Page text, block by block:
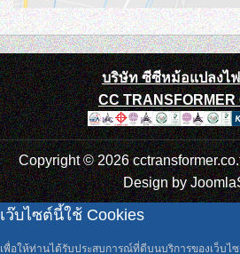
บริษัท ซีซีหม้อแปลงไ
CC TRANSFORMER
Copyright © 2026
Design by
เว๊บไซต์นี้ใช้ Cookies
เพื่อให้ท่านได้รับประสบการณ์ที่ดีบนบริการของเว็บไ